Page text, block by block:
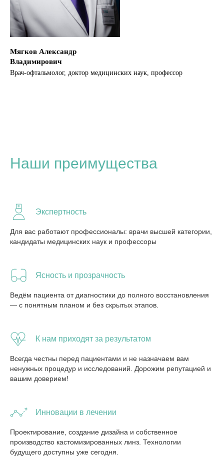
Мягков Александр
Владимирович
Врач-офтальмолог, доктор медицинских наук, профессор
Наши преимущества
Экспертность
Для вас работают профессионалы: врачи высшей категории,
кандидаты медицинских наук и профессоры
Ясность и прозрачность
Ведём пациента от диагностики до полного восстановления
— с понятным планом и без скрытых этапов.
К нам приходят за результатом
Всегда честны перед пациентами и не назначаем вам
ненужных процедур и исследований. Дорожим репутацией и
вашим доверием!
Инновации в лечении
Проектирование, создание дизайна и собственное
производство кастомизированных линз. Технологии
будущего доступны уже сегодня.